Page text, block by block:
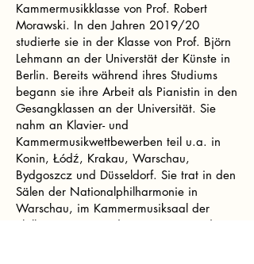
Kammermusikklasse von Prof. Robert
Morawski. In den Jahren 2019/20
studierte sie in der Klasse von Prof. Björn
Lehmann an der Universtät der Künste in
Berlin. Bereits während ihres Studiums
begann sie ihre Arbeit als Pianistin in den
Gesangklassen an der Universität. Sie
nahm an Klavier- und
Kammermusikwettbewerben teil u.a. in
Konin, Łódź, Krakau, Warschau,
Bydgoszcz und Düsseldorf. Sie trat in den
Sälen der Nationalphilharmonie in
Warschau, im Kammermusiksaal der
Philharmonie in Łódź, im Konzertstudio